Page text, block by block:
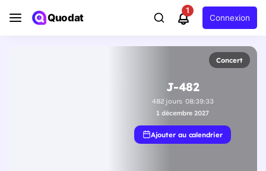
Quodat
1
Connexion
Concert
J-482
482 jours 08:39:32
1 décembre 2027
Ajouter au calendrier